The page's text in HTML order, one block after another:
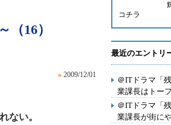
16）
» 2009/12/01
ない。
コチラ
最近のエントリ
＠ITドラマ「
業課長はトー
＠ITドラマ「
業課長が街に